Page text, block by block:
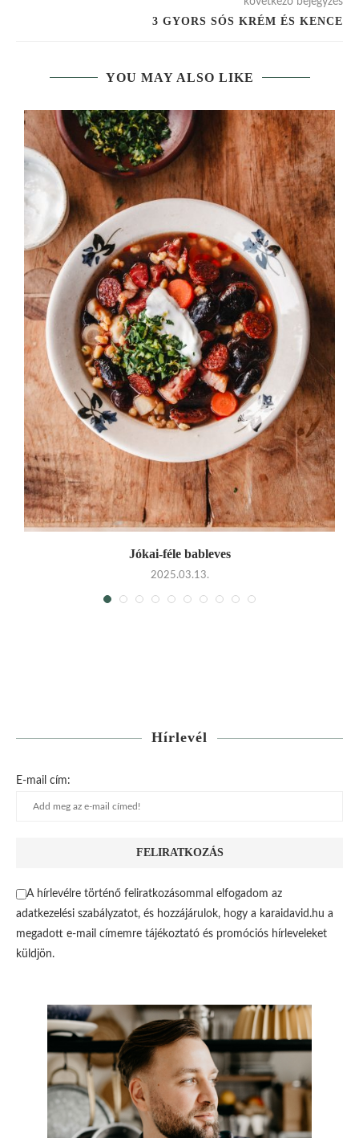
3 GYORS SÓS KRÉM ÉS KENCE
YOU MAY ALSO LIKE
Jókai-féle bableves
2025.03.13.
Hírlevél
E-mail cím:
A hírlevélre történő feliratkozásommal elfogadom az
adatkezelési szabályzatot, és hozzájárulok, hogy a karaidavid.hu a
megadott e-mail címemre tájékoztató és promóciós hírleveleket
küldjön.